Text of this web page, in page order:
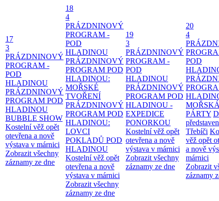
17
3
PRÁZDNINOVÝ
PROGRAM -
POD
HLADINOU
PRÁZDNINOVÝ
PROGRAM POD
HLADINOU
BUBBLE SHOW
Kostelní věž opět
otevřena a nově
výstava v márnici
Zobrazit všechny
záznamy ze dne
18
4
PRÁZDNINOVÝ
PROGRAM -
POD
HLADINOU
PRÁZDNINOVÝ
PROGRAM POD
HLADINOU:
MOŘSKÉ
TVOŘENÍ
PRÁZDNINOVÝ
PROGRAM POD
HLADINOU:
LOVCI
POKLADŮ POD
HLADINOU
Kostelní věž opět
otevřena a nově
výstava v márnici
Zobrazit všechny
záznamy ze dne
19
3
PRÁZDNINOVÝ
PROGRAM -
POD
HLADINOU
PRÁZDNINOVÝ
PROGRAM POD
HLADINOU -
EXPEDICE
PONORKOU
Kostelní věž opět
otevřena a nově
výstava v márnici
Zobrazit všechny
záznamy ze dne
20
4
POD
PÁRTY
Třebíči
věž opět
a nově
márnici
Zobrazit
záznamy